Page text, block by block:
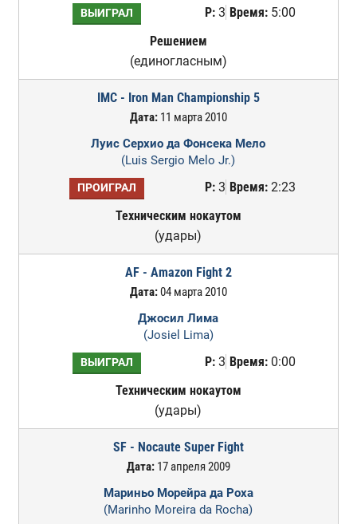
ВЫИГРАЛ Р:3 Время:5:00
Решением
(единогласным)
IMC - Iron Man Championship 5
Дата:11 марта 2010
Луис Серхио да Фонсека Мело
(Luis Sergio Melo Jr.)
ПРОИГРАЛ Р:3 Время:2:23
Техническим нокаутом
(удары)
AF - Amazon Fight 2
Дата:04 марта 2010
Джосил Лима
(Josiel Lima)
ВЫИГРАЛ Р:3 Время:0:00
Техническим нокаутом
(удары)
SF - Nocaute Super Fight
Дата:17 апреля 2009
Мариньо Морейра да Роха
(Marinho Moreira da Rocha)